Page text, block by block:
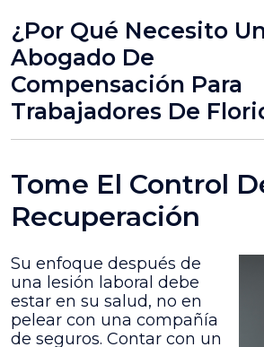
¿Por Qué Necesito
Abogado De
Compensación Para
Trabajadores De
Tome El Control
Recuperación
Su enfoque después de
una lesión laboral debe
estar en su salud, no en
pelear con una compañía
de seguros. Contar con un